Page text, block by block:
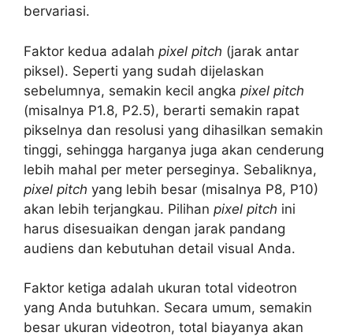
bervariasi.
Faktor kedua adalah pixel pitch (jarak antar
piksel). Seperti yang sudah dijelaskan
sebelumnya, semakin kecil angka pixel pitch
(misalnya P1.8, P2.5), berarti semakin rapat
pikselnya dan resolusi yang dihasilkan semakin
tinggi, sehingga harganya juga akan cenderung
lebih mahal per meter perseginya. Sebaliknya,
pixel pitch yang lebih besar (misalnya P8, P10)
akan lebih terjangkau. Pilihan pixel pitch ini
harus disesuaikan dengan jarak pandang
audiens dan kebutuhan detail visual Anda.
Faktor ketiga adalah ukuran total videotron
yang Anda butuhkan. Secara umum, semakin
besar ukuran videotron, total biayanya akan